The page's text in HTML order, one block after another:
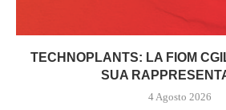
TECHNOPLANTS: LA FIOM
SUA
4 Agosto 2026